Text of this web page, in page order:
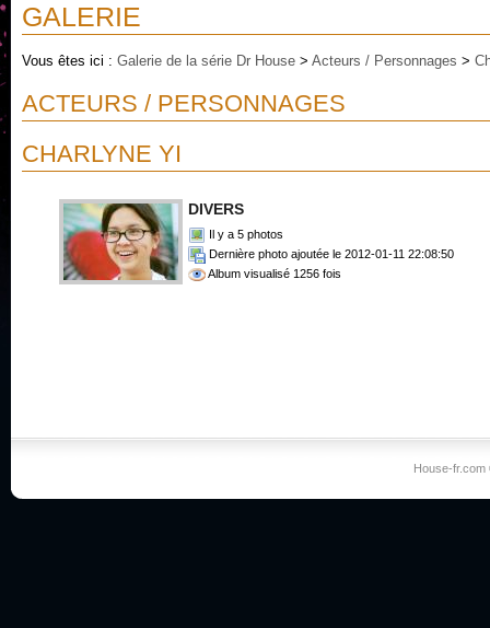
GALERIE
Vous êtes ici : Galerie de la série Dr House > Acteurs / Personnages >
ACTEURS / PERSONNAGES
CHARLYNE YI
DIVERS
Il y a 5 photos
Dernière photo ajoutée le 2012-01-11 22:08:50
Album visualisé 1256 fois
House-